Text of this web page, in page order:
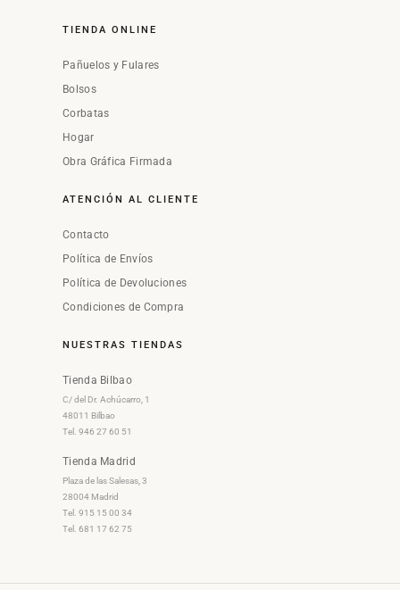
TIENDA ONLINE
Pañuelos y Fulares
Bolsos
Corbatas
Hogar
Obra Gráfica Firmada
ATENCIÓN AL CLIENTE
Contacto
Política de Envíos
Política de Devoluciones
Condiciones de Compra
NUESTRAS TIENDAS
Tienda Bilbao
C/ del Dr. Achúcarro, 1
48011 Bilbao
Tel. 946 27 60 51
Tienda Madrid
Plaza de las Salesas, 3
28004 Madrid
Tel. 915 15 00 34
Tel. 681 17 62 75